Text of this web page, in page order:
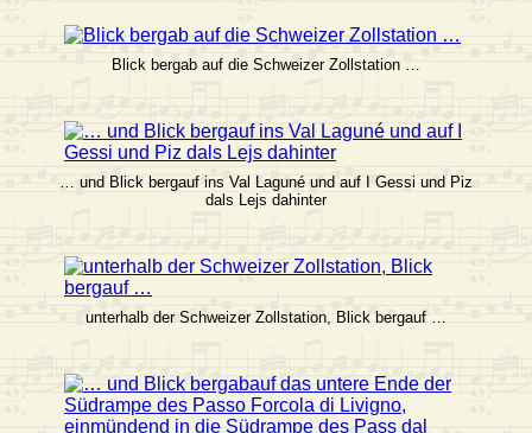
Blick bergab auf die Schweizer Zollstation …
… und Blick bergauf ins Val Laguné und auf I Gessi und Piz
dals Lejs dahinter
unterhalb der Schweizer Zollstation, Blick bergauf …